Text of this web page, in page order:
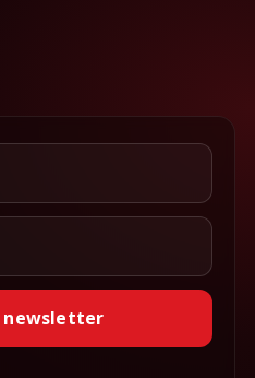
newsletter